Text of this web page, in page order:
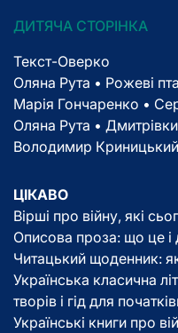
ДИТЯЧА СТОРІНКА
Текст-Оверко
Оляна Рута • Рожеві
Марія Гончаренко •
Оляна Рута • Дмитрівки
Володимир
ЦІКАВО
Вірші про війну, які
Описова проза: що це і
Читацький щоденник:
Українська класична
творів і гід для
Українські книги про